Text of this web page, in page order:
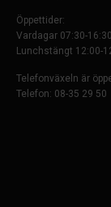
Öppettider:
Vardagar 07:30-16:30
Lunchstängt 12:00-
Telefonväxeln är
Telefon: 08-35 29 50